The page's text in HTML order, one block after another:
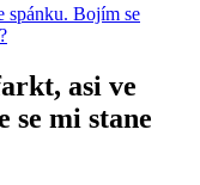
spánku. Bojím se
asi ve
se mi stane